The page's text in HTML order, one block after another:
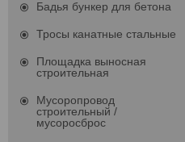
Бадья бункер для бетона
Тросы канатные стальные
Площадка выносная
строительная
Мусоропровод
строительный /
мусоросброс